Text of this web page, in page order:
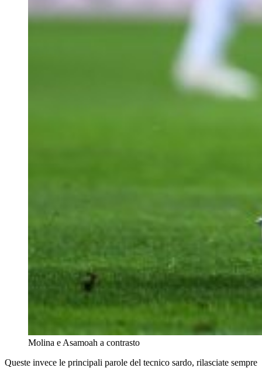
Molina e Asamoah a contrasto
Queste invece le principali parole del tecnico sardo, rilasciate sempre